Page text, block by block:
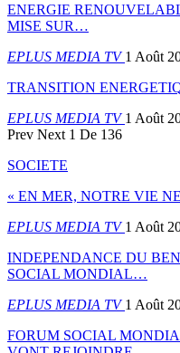
ENERGIE
MISE SUR…
EPLUS MEDIA TV1 Août
TRANSITION
EPLUS MEDIA TV1 Août
Prev Next 1 De 136
SOCIETE
« EN MER, NOTRE VIE
EPLUS MEDIA TV1 Août
INDEPENDANCE DU
SOCIAL MONDIAL…
EPLUS MEDIA TV1 Août
FORUM SOCIAL